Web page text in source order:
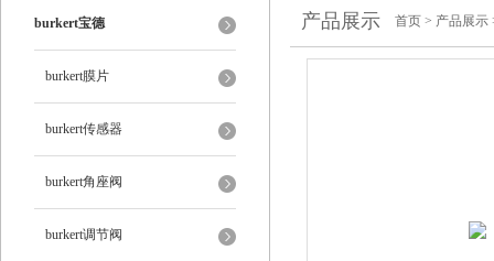
burkert宝德
burkert膜片
burkert传感器
burkert角座阀
burkert调节阀
产品展示 首页 > 产品展示